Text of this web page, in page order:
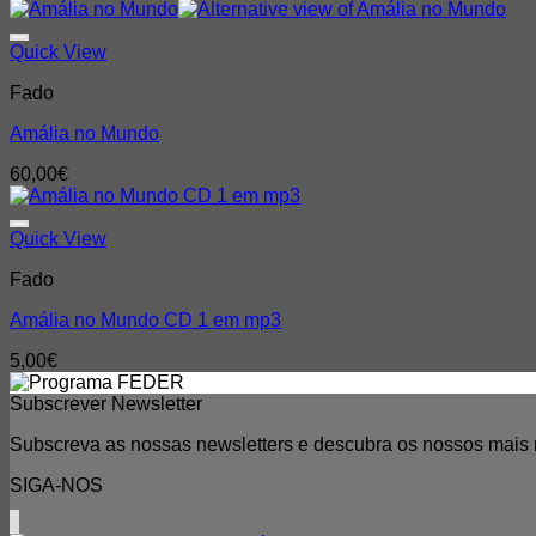
Quick View
Fado
Amália no Mundo
60,00€
Quick View
Fado
Amália no Mundo CD 1 em mp3
5,00€
Subscrever Newsletter
Subscreva as nossas newsletters e descubra os nossos
SIGA-NOS